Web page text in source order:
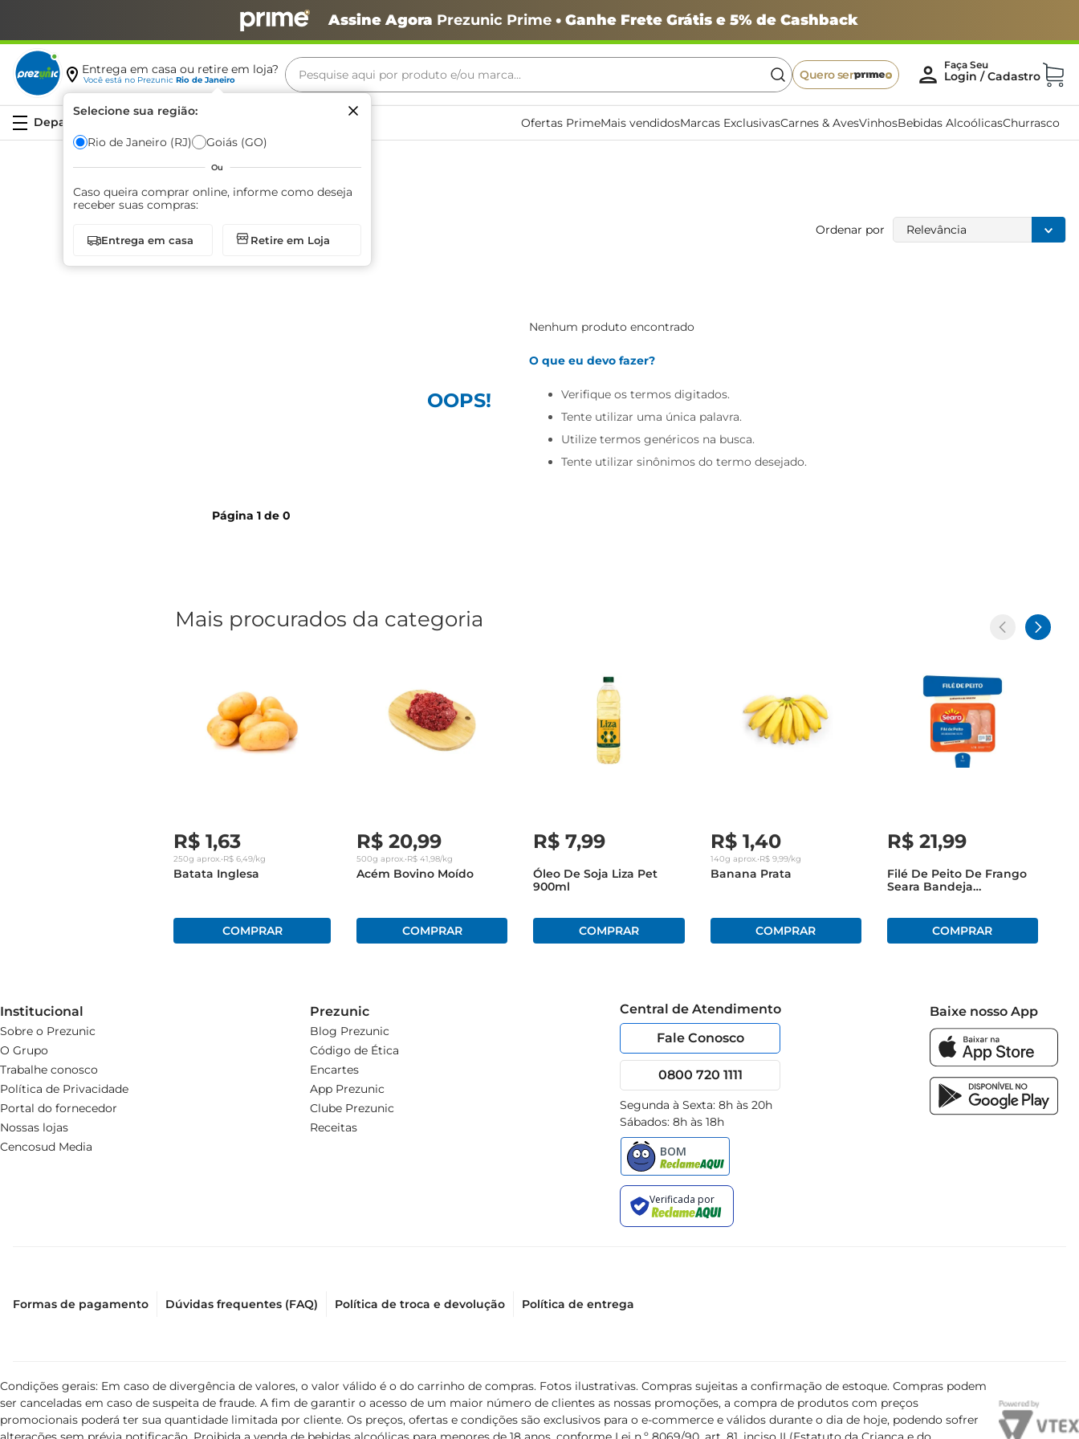
Assine Agora Prezunic Prime• Ganhe Frete Grátis e 5% de Cashback
Entrega em casa ou retire em loja?
Você está no Prezunic Rio de Janeiro
Selecione sua região:
Rio de Janeiro (RJ) Goiás (GO)
Ou
Caso queira comprar online, informe como deseja
receber suas compras:
Entrega em casa Retire em Loja
Pesquise aqui por produto e/ou marca...
Quero ser
Ofertas PrimeMais vendidosMarcas ExclusivasCarnes & AvesVinhosBebidas AlcoólicasChurrasco
Página Ordenar por Relevância
OOPS!
Nenhum produto encontrado
O que eu devo fazer?
Verifique os termos digitados.
Tente utilizar uma única palavra.
Utilize termos genéricos na busca.
Tente utilizar sinônimos do termo desejado.
Página 1 de 0
Mais procurados da categoria
R$ 1,63
250g aprox.•R$ 6,49/kg
Batata Inglesa
R$ 20,99
500g aprox.•R$ 41,98/kg
Acém Bovino Moído
R$ 7,99
Óleo De Soja Liza Pet
900ml
R$ 1,40
140g aprox.•R$ 9,99/kg
Banana Prata
R$ 21,99
Filé De Peito De Frango
Seara Bandeja
Institucional
Sobre o Prezunic
O Grupo
Trabalhe conosco
Política de Privacidade
Portal do fornecedor
Nossas lojas
Cencosud Media
Prezunic
Blog Prezunic
Código de Ética
Encartes
App Prezunic
Clube Prezunic
Receitas
Central de Atendimento
Fale Conosco
0800 720 1111
Segunda à Sexta: 8h às 20h
Sábados: 8h às 18h
Baixe nosso App
Formas de pagamento Dúvidas frequentes (FAQ) Política de troca e devolução Política de entrega
Condições gerais: Em caso de divergência de valores, o valor válido é o do carrinho de compras. Fotos ilustrativas. Compras sujeitas a confirmação de estoque. Compras podem
ser canceladas em caso de suspeita de fraude. A fim de garantir o acesso de um maior número de clientes as nossas promoções, a compra de produtos com preços
promocionais poderá ter sua quantidade limitada por cliente. Os preços, ofertas e condições são exclusivos para o e-commerce e válidos durante o dia de hoje, podendo sofrer
Termos mais buscados
café
arroz